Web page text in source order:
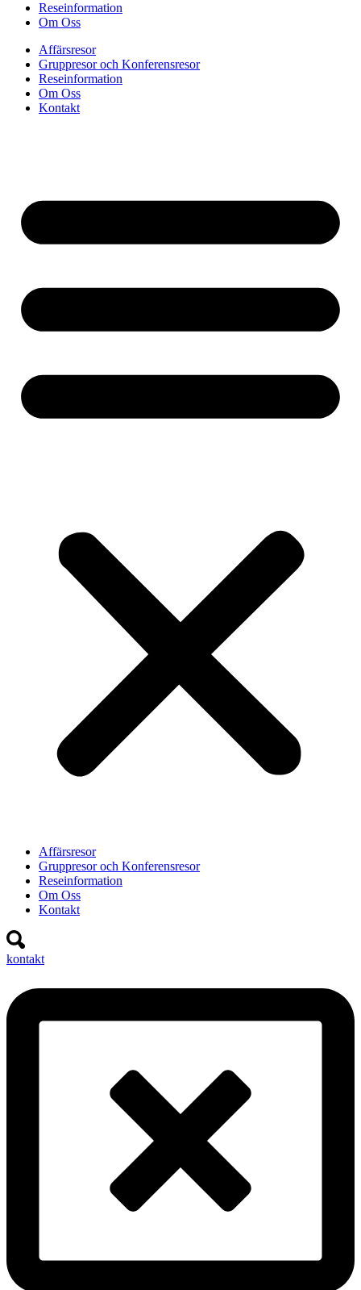
Reseinformation
Om Oss
Affärsresor
Gruppresor och Konferensresor
Reseinformation
Om Oss
Kontakt
Affärsresor
Gruppresor och Konferensresor
Reseinformation
Om Oss
Kontakt
kontakt